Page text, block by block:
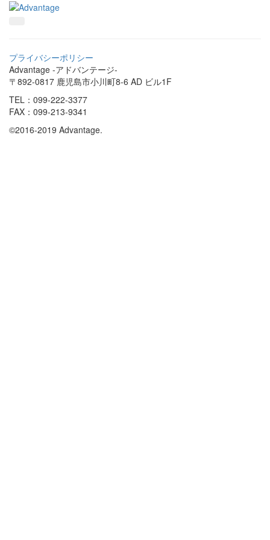
プライバシーポリシー
Advantage -アドバンテージ-
〒892-0817 鹿児島市小川町8-6 AD ビル1F
TEL：099-222-3377
FAX：099-213-9341
©2016-2019 Advantage.